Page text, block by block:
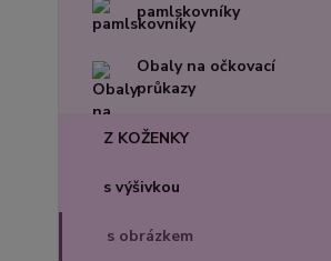
pamlskovníky
Obaly na očkovací
průkazy
Z KOŽENKY
s výšivkou
s obrázkem